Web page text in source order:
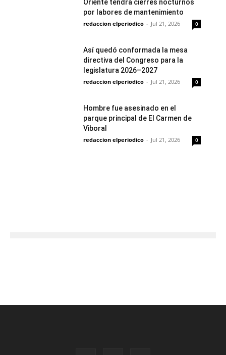
Oriente tendrá cierres nocturnos
por labores de mantenimiento
redaccion elperiodico - Jul 21, 2026 0
Así quedó conformada la mesa
directiva del Congreso para la
legislatura 2026–2027
redaccion elperiodico - Jul 21, 2026 0
Hombre fue asesinado en el
parque principal de El Carmen de
Viboral
redaccion elperiodico - Jul 21, 2026 0